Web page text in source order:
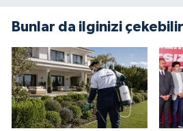
Bunlar da ilginizi çekebilir